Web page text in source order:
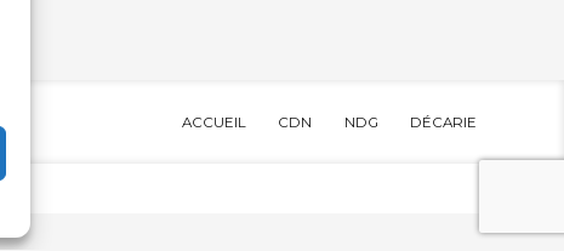
ACCUEIL CDN NDG DÉCARIE